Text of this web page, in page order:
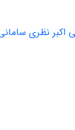
اکبر نظری